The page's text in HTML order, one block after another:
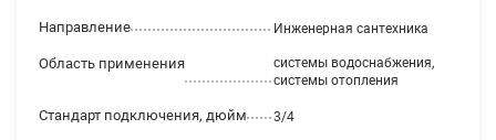
Направление Инженерная сантехника
Область применения
системы водоснабжения,
системы отопления
Стандарт подключения, дюйм 3/4